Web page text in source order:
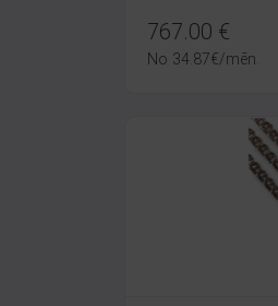
767.00 €
No 34.87€/mēn.